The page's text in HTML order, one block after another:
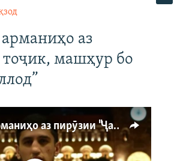
аз
машҳур бо
Ҳаводории арманиҳо аз пирӯзии "Ҷаллод"-и тоҷик